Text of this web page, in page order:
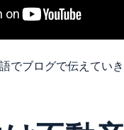
でブログで伝えてい